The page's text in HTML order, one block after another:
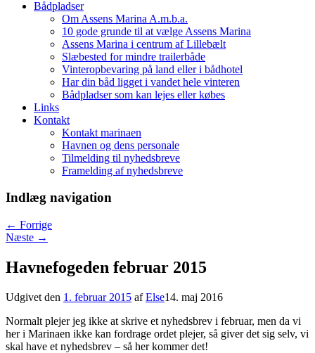
Bådpladser
Om Assens Marina A.m.b.a.
10 gode grunde til at vælge Assens Marina
Assens Marina i centrum af Lillebælt
Slæbested for mindre trailerbåde
Vinteropbevaring på land eller i bådhotel
Har din båd ligget i vandet hele vinteren
Bådpladser som kan lejes eller købes
Links
Kontakt
Kontakt marinaen
Havnen og dens personale
Tilmelding til nyhedsbreve
Framelding af nyhedsbreve
Indlæg navigation
← Forrige
Næste →
Havnefogeden februar 2015
Udgivet den 1. februar 2015 afElse14. maj 2016
Normalt plejer jeg ikke at skrive et nyhedsbrev i februar, men da vi
her i Marinaen ikke kan fordrage ordet plejer, så giver det sig selv, vi
skal have et nyhedsbrev – så her kommer det!